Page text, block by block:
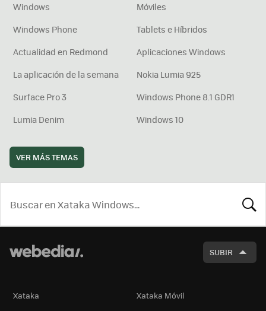
Windows
Móviles
Windows Phone
Tablets e Híbridos
Actualidad en Redmond
Aplicaciones Windows
La aplicación de la semana
Nokia Lumia 925
Surface Pro 3
Windows Phone 8.1 GDR1
Lumia Denim
Windows 10
VER MÁS TEMAS
SUBIR
Xataka
Xataka Móvil